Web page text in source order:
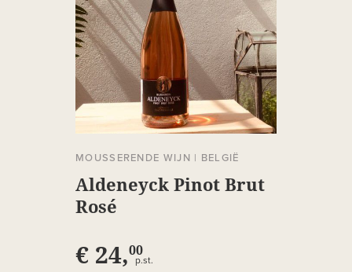
MOUSSERENDE WIJN | BELGIË
Aldeneyck Pinot Brut
Rosé
€ 24,00
p.st.